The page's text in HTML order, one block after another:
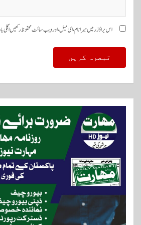
اس براؤزر میں میرا نام، ای میل، اور ویب سائٹ محفوظ رکھیں